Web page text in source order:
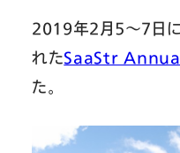
2019年2月5〜7日
れたSaaStr
た。